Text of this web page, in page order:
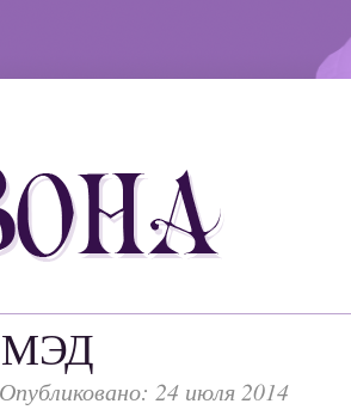
МЭД
Опубликовано: 24 июля 2014